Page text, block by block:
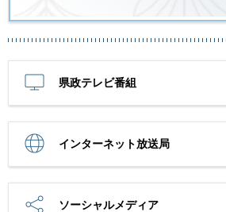
県政テレビ番組
インターネット放送局
ソーシャルメディア